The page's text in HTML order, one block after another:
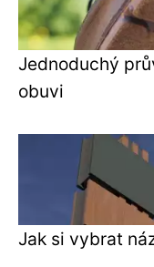
Jednoduchý
obuvi
Jak si vybrat